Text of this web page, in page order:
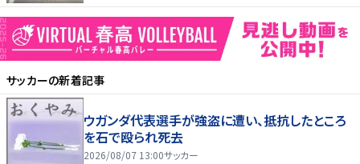
サッカーの新着記事
ウガンダ代表選手が強盗に遭い、抵抗したところ
を石で殴られ死去
2026/08/07 13:00サッカー